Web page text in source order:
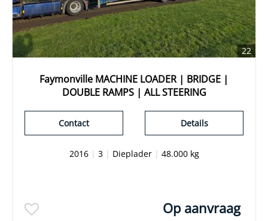
22
Faymonville MACHINE LOADER | BRIDGE |
DOUBLE RAMPS | ALL STEERING
Details
Contact
2016| 3| Dieplader| 48.000 kg
Op aanvraag